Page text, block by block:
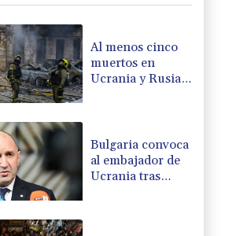
Al menos cinco
muertos en
Ucrania y Rusia
Bulgaria convoca
al embajador de
Ucrania tras